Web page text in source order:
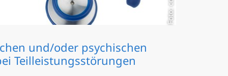
und/oder psychischen
Teilleistungsstörungen